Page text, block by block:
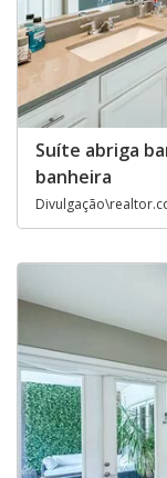
Suíte abriga
banheira